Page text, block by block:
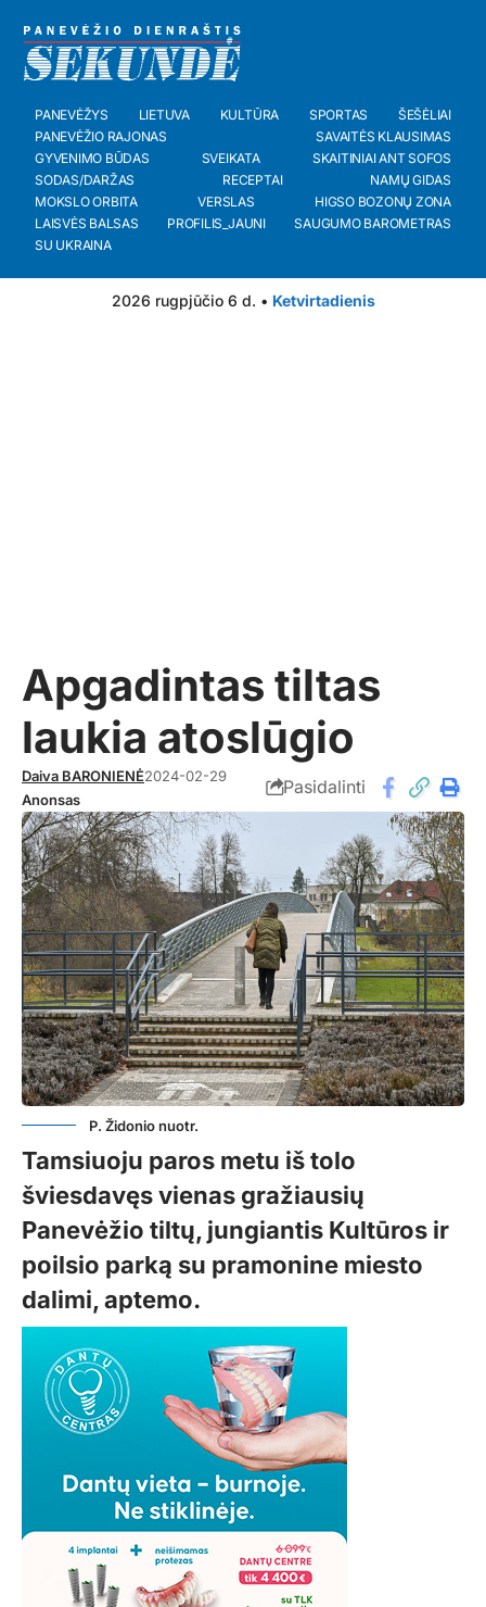
PANEVĖŽYS LIETUVA KULTŪRA SPORTAS
ŠEŠĖLIAI
PANEVĖŽIO RAJONAS
SAVAITĖS KLAUSIMAS
GYVENIMO BŪDAS
SVEIKATA
SKAITINIAI ANT SOFOS
SODAS/DARŽAS
RECEPTAI
NAMŲ GIDAS
MOKSLO ORBITA
VERSLAS
HIGSO BOZONŲ ZONA
LAISVĖS BALSAS
PROFILIS_JAUNI
SAUGUMO BAROMETRAS
SU UKRAINA
2026 rugpjūčio 6 d. • Ketvirtadienis
Apgadintas tiltas
laukia atoslūgio
Daiva BARONIENĖ2024-02-29
Anonsas
Pasidalinti
P. Židonio nuotr.
Tamsiuoju paros metu iš tolo
šviesdavęs vienas gražiausių
Panevėžio tiltų, jungiantis Kultūros ir
poilsio parką su pramonine miesto
dalimi, aptemo.